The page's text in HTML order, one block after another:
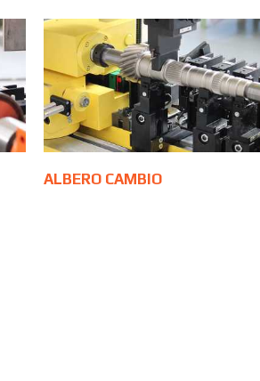
ALBERO CAMBIO